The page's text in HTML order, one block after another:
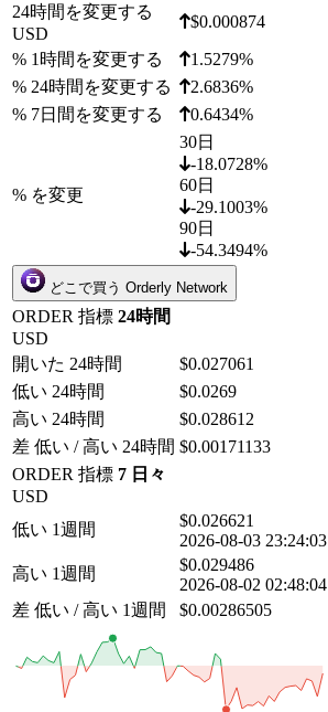
24時間を変更する
USD
$0.000874
% 1時間を変更する
1.5279%
% 24時間を変更する
2.6836%
% 7日間を変更する
0.6434%
% を変更
30日
-18.0728%
60日
-29.1003%
90日
-54.3494%
どこで買う Orderly Network
ORDER 指標 24時間
USD
開いた 24時間
$0.027061
低い 24時間
$0.0269
高い 24時間
$0.028612
差 低い / 高い 24時間 $0.00171133
ORDER 指標 7 日々
USD
低い 1週間
$0.026621
2026-08-03 23:24:03
高い 1週間
$0.029486
2026-08-02 02:48:04
差 低い / 高い 1週間
$0.00286505